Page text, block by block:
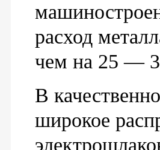
расход
чем на 25 —
В
широкое